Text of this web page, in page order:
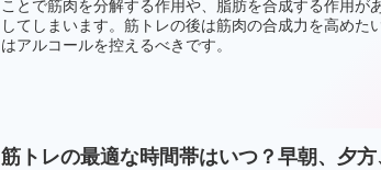
ことで筋肉を分解する作用や、脂肪を合成する作用が
してしまいます。筋トレの後は筋肉の合成力を高めた
はアルコールを控えるべきです。
筋トレの最適な時間帯はいつ？早朝、夕